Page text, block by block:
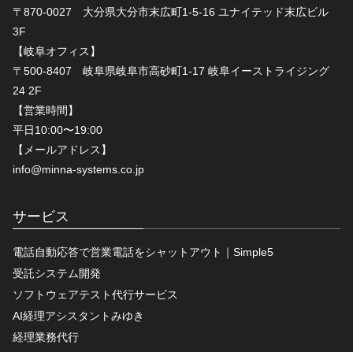
〒870-0027 大分県大分市末広町1-5-16 ユナイテッド末広ビル
3F
【岐阜オフィス】
〒500-8407 岐阜県岐阜市高砂町1-17 岐阜イーストライジング
24 2F
【営業時間】
平日10:00〜19:00
【メールアドレス】
info@minna-systems.co.jp
サービス
電話自動応答で営業電話をシャットアウト｜Simple5
受託システム開発
ソフトウェアテスト代行サービス
AI経理アシスタントみゆき
経理業務代行